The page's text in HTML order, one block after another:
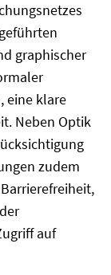
graphischer
eine klare
Neben Optik
zudem
auf